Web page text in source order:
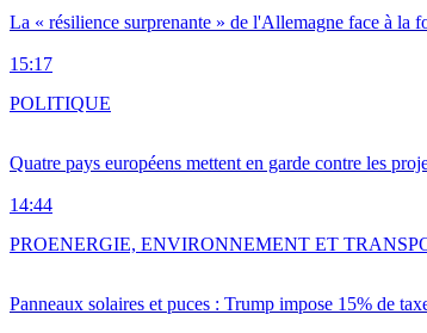
La « résilience surprenante » de l'Allemagne face à la
15:17
Quatre pays européens mettent en garde contre les
14:44
POLITIQUE
Panneaux solaires et puces : Trump impose 15% de
PROENERGIE, ENVIRONNEMENT ET